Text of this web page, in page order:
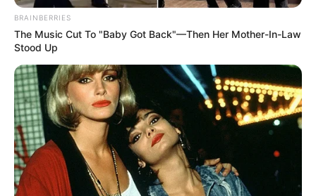
BRAINBERRIES
The Music Cut To "Baby Got Back"—Then Her Mother-In-Law
Stood Up